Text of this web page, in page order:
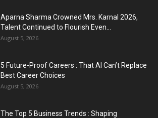
Aparna Sharma Crowned Mrs. Karnal 2026,
Talent Continued to Flourish Even...
August 5, 2026
5 Future-Proof Careers : That AI Can’t Replace
Best Career Choices
August 5, 2026
The Top 5 Business Trends : Shaping